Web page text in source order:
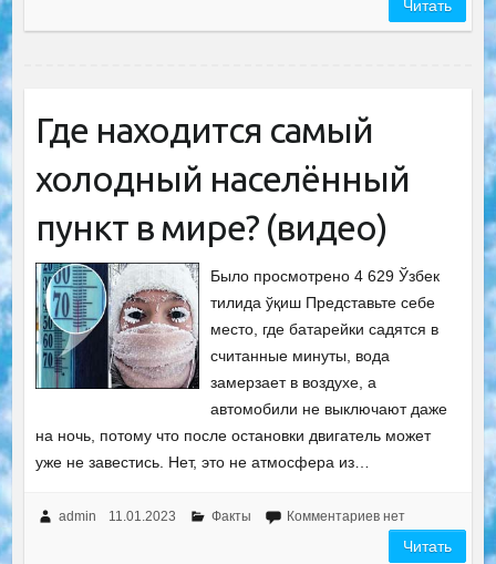
Читать
Где находится самый
холодный населённый
пункт в мире? (видео)
Было просмотрено 4 629 Ўзбек
тилида ўқиш Представьте себе
место, где батарейки садятся в
считанные минуты, вода
замерзает в воздухе, а
автомобили не выключают даже
на ночь, потому что после остановки двигатель может
уже не завестись. Нет, это не атмосфера из…
admin 11.01.2023 Факты Комментариев нет
Читать